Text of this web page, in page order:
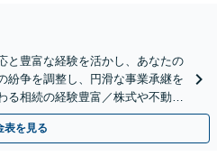
と豊富な経験を活かし、あなたの
紛争を調整し、円滑な事業承継を
る相続の経験豊富／株式や不動産
産管理の問題に精通」
表を見る